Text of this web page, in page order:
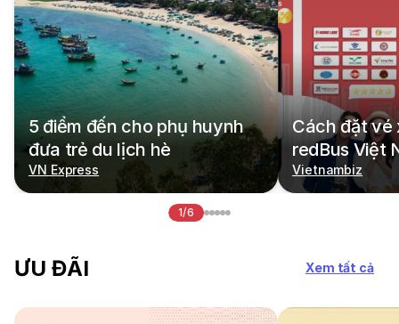
5 điểm đến cho phụ huynh
đưa trẻ du lịch hè
VN Express
Cách đặt vé
redBus Việt
Vietnambiz
1/6
ƯU ĐÃI Xem tất cả